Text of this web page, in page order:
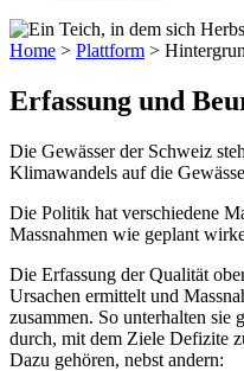
Home > Plattform >
Erfassung und
Die Gewässer der Schweiz
Klimawandels auf die
Die Politik hat verschiedene
Massnahmen wie geplant
Die Erfassung der Qualität
Ursachen ermittelt und
zusammen. So unterhalten
durch, mit dem Ziele Defizite
Dazu gehören, nebst andern: